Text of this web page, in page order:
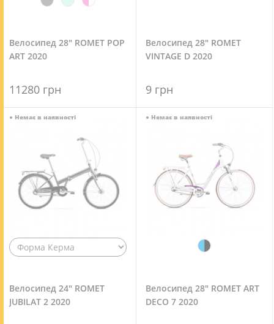
Велосипед 28" ROMET POP
ART 2020
11280 грн
Велосипед 28" ROMET
VINTAGE D 2020
9 грн
● Немає в наявності
Велосипед 24" ROMET
JUBILAT 2 2020
● Немає в наявності
Велосипед 28" ROMET ART
DECO 7 2020